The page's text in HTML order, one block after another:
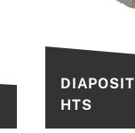
HTS